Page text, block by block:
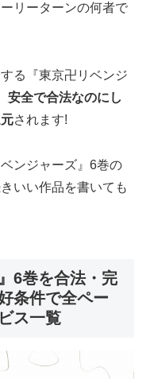
リーターンの何者で
る『東京卍リベンジ
安全で合法なのにし
されます!
ンジャーズ』6巻の
いい作品を書いても
6巻を合法・完
条件で全ペー
ス一覧